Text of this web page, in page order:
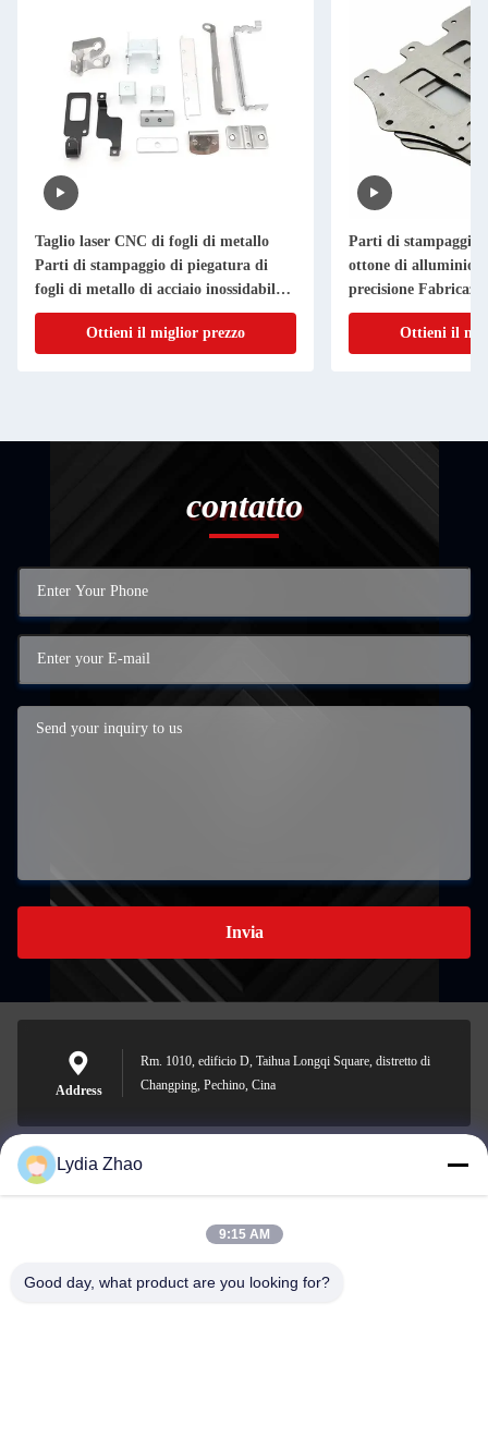
Taglio laser CNC di fogli di metallo
Parti di stampaggio di piegatura di
fogli di metallo di acciaio inossidabile
di alluminio
Ottieni il miglior prezzo
Parti di stampaggio
ottone di alluminio
precisione
metallo su misura
Ottieni il
contatto
Invia
Address
Rm. 1010, edificio D, Taihua Longqi Square, distretto di
Changping, Pechino, Cina
jesingd@vip.sina.com
Lydia Zhao
9:15 AM
Good day, what product are you looking for?